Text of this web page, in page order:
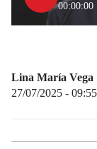
00:00:00
Lina María Vega
27/07/2025 - 09:55